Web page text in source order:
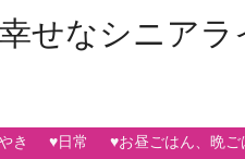
せなシニアラ
き ♥日常 ♥お昼ごはん、晩ご